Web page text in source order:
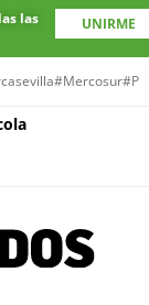
las
UNIRME
#Mercosur